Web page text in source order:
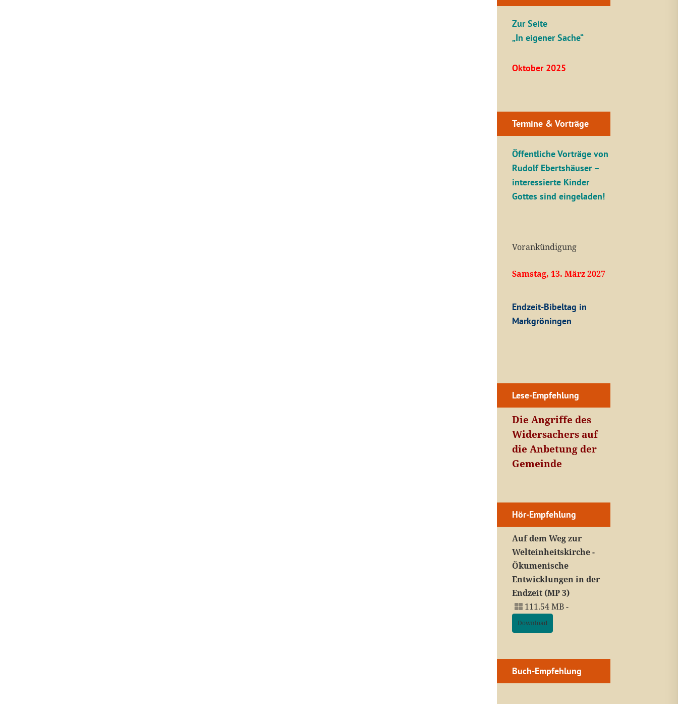
Zur Seite
„In eigener Sache“
Oktober 2025
Termine & Vorträge
Öffentliche Vorträge von
Rudolf Ebertshäuser –
interessierte Kinder
Gottes sind eingeladen!
Vorankündigung
Samstag, 13. März 2027
Endzeit-Bibeltag in
Markgröningen
Lese-Empfehlung
Die Angriffe des
Widersachers auf
die Anbetung der
Gemeinde
Hör-Empfehlung
Auf dem Weg zur
Welteinheitskirche -
Ökumenische
Entwicklungen in der
Endzeit (MP 3)
111.54 MB -
Download
Buch-Empfehlung